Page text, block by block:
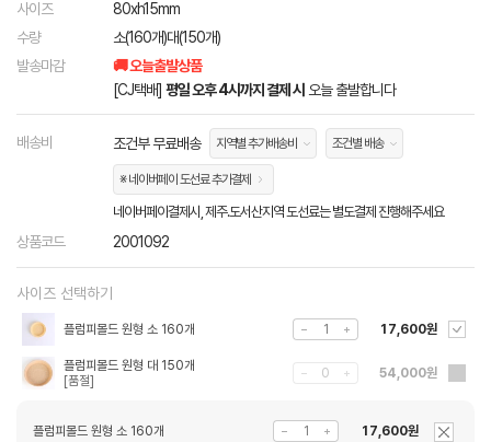
사이즈
80xh15mm
수량
소(160개)대(150개)
발송마감
🚚 오늘출발상품
[CJ택배] 평일 오후 4시까지 결제 시 오늘 출발합니다
배송비 조건부 무료배송 지역별 추가배송비 조건별 배송
※ 네이버페이 도선료 추가결제
네이버페이결제시, 제주.도서산지역 도선료는 별도결제 진행해주세요
상품코드 2001092
사이즈 선택하기
플럼피몰드 원형 소 160개 17,600원
플럼피몰드 원형 대 150개 54,000원
플럼피몰드 원형 소 160개 17,600원